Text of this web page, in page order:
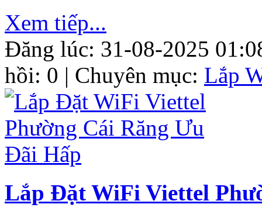
Xem tiếp...
Đăng lúc: 31-08-2025
hồi: 0 | Chuyên mục: Lắp
Lắp Đặt WiFi Viettel